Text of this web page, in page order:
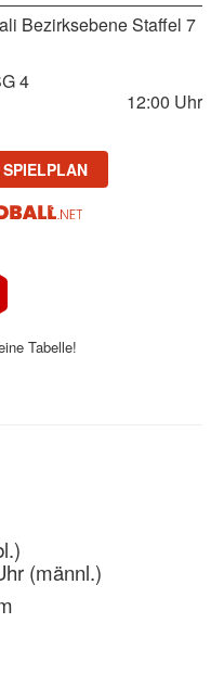
Bezirksebene Staffel 7
4
12:00 Uhr
Tabelle!
(männl.)